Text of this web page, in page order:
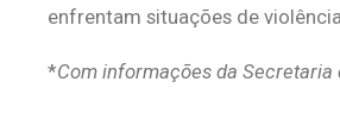
enfrentam situações de
*Com informações da Secretaria